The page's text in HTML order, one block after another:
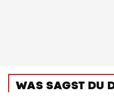
WAS SAGST DU